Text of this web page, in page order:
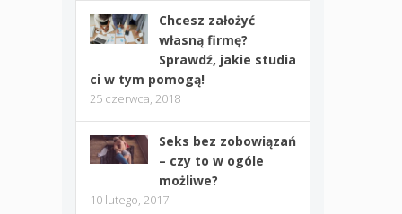
Chcesz założyć
własną firmę?
Sprawdź, jakie studia
ci w tym pomogą!
25 czerwca, 2018
Seks bez zobowiązań
– czy to w ogóle
możliwe?
10 lutego, 2017